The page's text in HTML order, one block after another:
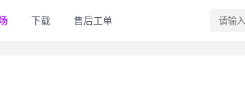
下载 售后工单